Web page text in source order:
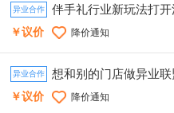
异业合作 伴手礼行业新玩法打
￥议价 降价通知
异业合作 想和别的门店做异业
￥议价 降价通知